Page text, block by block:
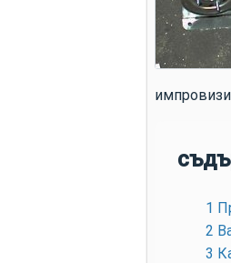
1
2
3